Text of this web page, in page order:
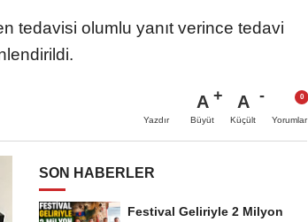
tedavisi olumlu yanıt verince tedavi
Yazdır
A
Büyüt
A
Küçült Yorumlar
SON HABERLER
Festival Geliriyle 2 Milyon